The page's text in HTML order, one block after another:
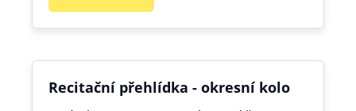
Recitační přehlídka - okresní kolo